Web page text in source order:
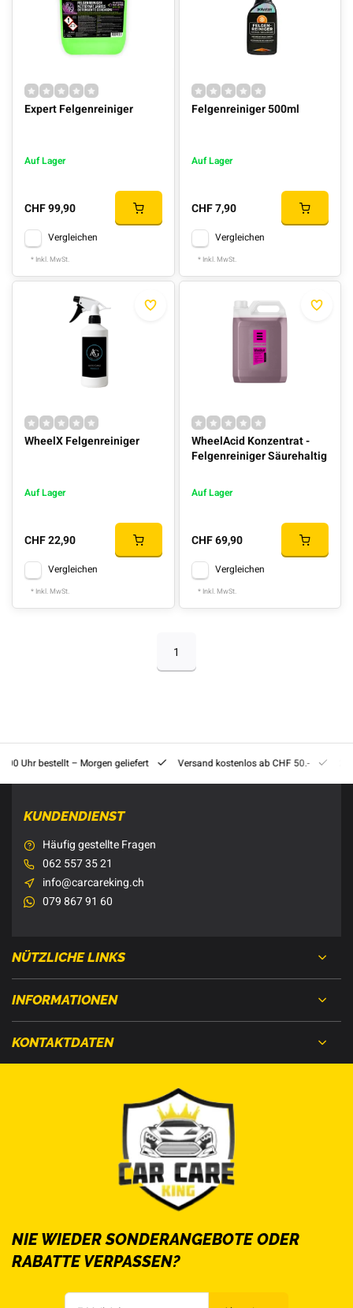
Expert Felgenreiniger
Auf Lager
CHF 99,90
Vergleichen
* Inkl. MwSt.
Felgenreiniger 500ml
Auf Lager
CHF 7,90
Vergleichen
* Inkl. MwSt.
WheelX Felgenreiniger
Auf Lager
CHF 22,90
Vergleichen
* Inkl. MwSt.
WheelAcid Konzentrat -
Felgenreiniger Säurehaltig
Auf Lager
CHF 69,90
Vergleichen
* Inkl. MwSt.
1
Uhr bestellt – Morgen geliefert Versand kostenlos ab CHF 50.-
KUNDENDIENST
Häufig gestellte Fragen
062 557 35 21
info@carcareking.ch
079 867 91 60
NÜTZLICHE LINKS
INFORMATIONEN
KONTAKTDATEN
NIE WIEDER SONDERANGEBOTE ODER
RABATTE VERPASSEN?